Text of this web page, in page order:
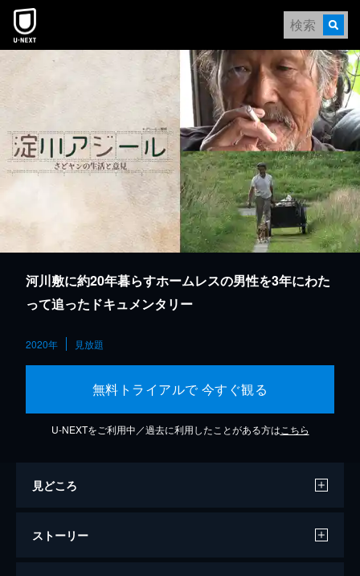
本文へスキップ
河川敷に約20年暮らすホームレスの男性を3年にわた
って追ったドキュメンタリー
2020年 見放題
無料トライアルで 今すぐ観る
U-NEXTをご利用中／過去に利用したことがある方は こちら
見どころ
ストーリー